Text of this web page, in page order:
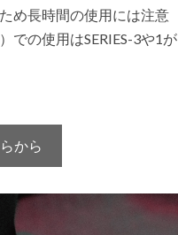
め長時間の使用には注意
での使用はSERIES-3や1が
から